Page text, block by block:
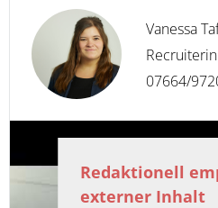
Vanessa
Recruiterin
07664/
Redaktionell
externer Inhalt